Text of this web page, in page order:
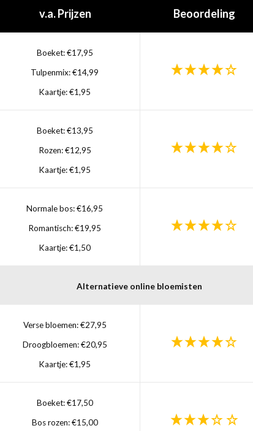
v.a. Prijzen Beoordeling
Boeket: €17,95
Tulpenmix: €14,99
Kaartje: €1,95
Boeket: €13,95
Rozen: €12,95
Kaartje: €1,95
Normale bos: €16,95
Romantisch: €19,95
Kaartje: €1,50
Alternatieve online bloemisten
Verse bloemen: €27,95
Droogbloemen: €20,95
Kaartje: €1,95
Boeket: €17,50
Bos rozen: €15,00